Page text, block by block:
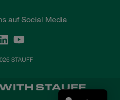
auf Social Media
STAUFF